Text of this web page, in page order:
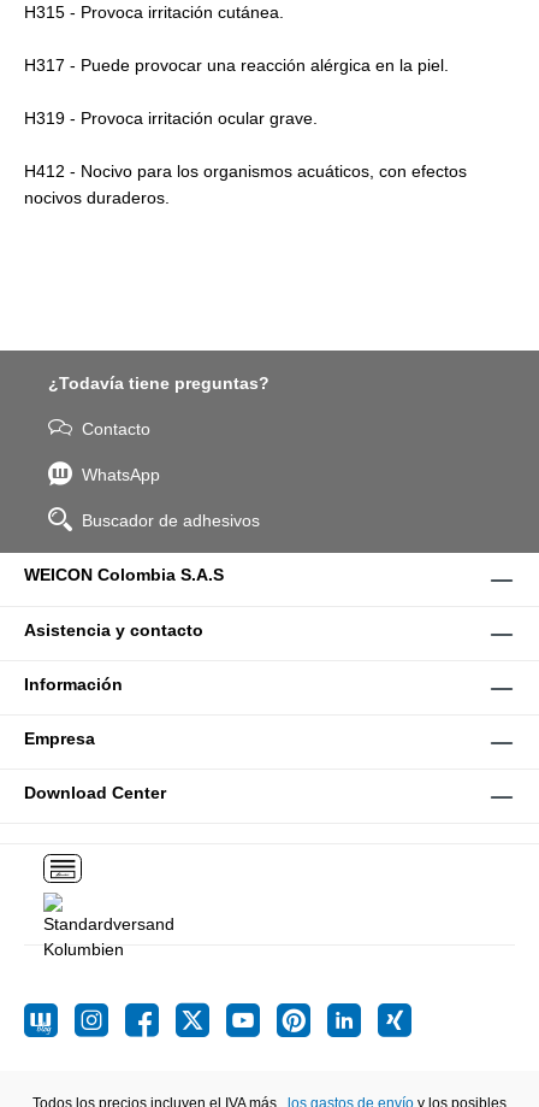
H315 - Provoca irritación cutánea.
H317 - Puede provocar una reacción alérgica en la piel.
H319 - Provoca irritación ocular grave.
H412 - Nocivo para los organismos acuáticos, con efectos
nocivos duraderos.
¿Todavía tiene preguntas?
Contacto
WhatsApp
Buscador de adhesivos
WEICON Colombia S.A.S
Asistencia y contacto
Información
Empresa
Download Center
Todos los precios incluyen el IVA más , los gastos de envío y los posibles